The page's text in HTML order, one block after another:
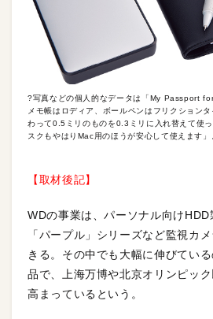
?写真などの個人的なデータは「My Passport
メモ帳はロディア、ボールペンはフリクション
わって0.5ミリのものを0.3ミリに入れ替えて使
スクもやはりMac用のほうが安心して使えます」
【取材後記】
WDの事業は、パーソナル向けHDD
「パープル」シリーズなど監視カ
きる。その中でも大幅に伸びてい
品で、上海万博や北京オリンピッ
高まっているという。